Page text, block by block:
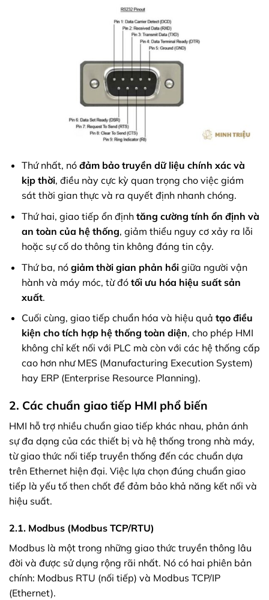
Thứ nhất, nó đảm bảo truyền dữ liệu chính xác và
kịp thời, điều này cực kỳ quan trọng cho việc giám
sát thời gian thực và ra quyết định nhanh chóng.
Thứ hai, giao tiếp ổn định tăng cường tính ổn định và
an toàn của hệ thống, giảm thiểu nguy cơ xảy ra lỗi
hoặc sự cố do thông tin không đáng tin cậy.
Thứ ba, nó giảm thời gian phản hồigiữa người vận
hành và máy móc, từ đó tối ưu hóa hiệu suất sản
xuất.
Cuối cùng, giao tiếp chuẩn hóa và hiệu quả tạo điều
kiện cho tích hợp hệ thống toàn diện, cho phép HMI
không chỉ kết nối với PLC mà còn với các hệ thống cấp
cao hơn như MES (Manufacturing Execution System)
hay ERP (Enterprise Resource Planning).
2. Các chuẩn giao tiếp HMI phổ biến
HMI hỗ trợ nhiều chuẩn giao tiếp khác nhau, phản ánh
sự đa dạng của các thiết bị và hệ thống trong nhà máy,
từ giao thức nối tiếp truyền thống đến các chuẩn dựa
trên Ethernet hiện đại. Việc lựa chọn đúng chuẩn giao
tiếp là yếu tố then chốt để đảm bảo khả năng kết nối và
hiệu suất.
2.1. Modbus (Modbus TCP/RTU)
Modbus là một trong những giao thức truyền thông lâu
đời và được sử dụng rộng rãi nhất. Nó có hai phiên bản
chính: Modbus RTU (nối tiếp) và Modbus TCP/IP
(Ethernet).